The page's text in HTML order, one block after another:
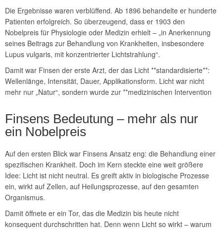
Die Ergebnisse waren verblüffend. Ab 1896 behandelte er hunderte
Patienten erfolgreich. So überzeugend, dass er 1903 den
Nobelpreis für Physiologie oder Medizin erhielt – „in Anerkennung
seines Beitrags zur Behandlung von Krankheiten, insbesondere
Lupus vulgaris, mit konzentrierter Lichtstrahlung“.
Damit war Finsen der erste Arzt, der das Licht **standardisierte**:
Wellenlänge, Intensität, Dauer, Applikationsform. Licht war nicht
mehr nur „Natur“, sondern wurde zur **medizinischen Intervention
Finsens Bedeutung – mehr als nur
ein Nobelpreis
Auf den ersten Blick war Finsens Ansatz eng: die Behandlung einer
spezifischen Krankheit. Doch im Kern steckte eine weit größere
Idee: Licht ist nicht neutral. Es greift aktiv in biologische Prozesse
ein, wirkt auf Zellen, auf Heilungsprozesse, auf den gesamten
Organismus.
Damit öffnete er ein Tor, das die Medizin bis heute nicht
konsequent durchschritten hat. Denn wenn Licht so wirkt – warum